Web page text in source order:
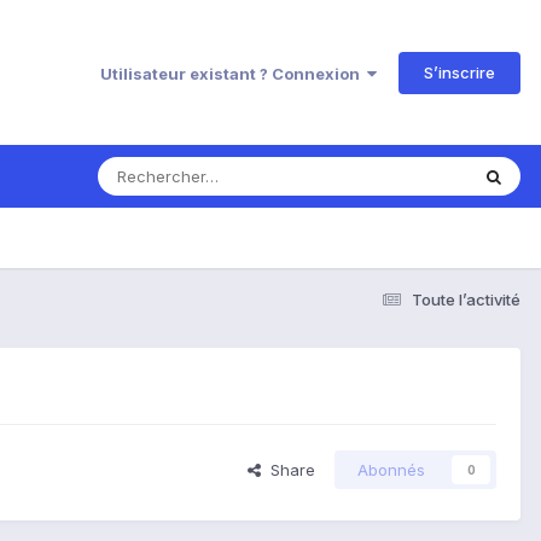
Utilisateur existant ? Connexion S’inscrire
Toute l’activité
Share Abonnés 0